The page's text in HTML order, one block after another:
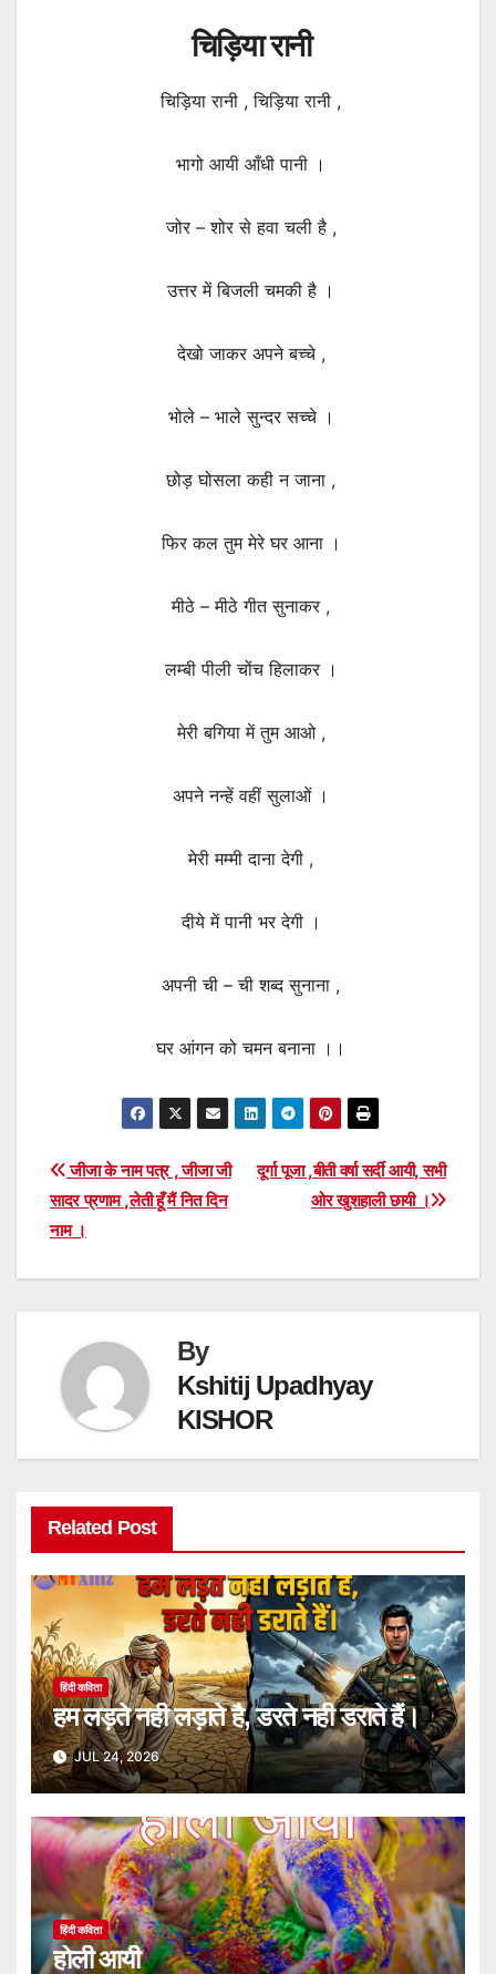
चिड़िया रानी
चिड़िया रानी , चिड़िया रानी ,
भागो आयी आँधी पानी ।
जोर – शोर से हवा चली है ,
उत्तर में बिजली चमकी है ।
देखो जाकर अपने बच्चे ,
भोले – भाले सुन्दर सच्चे ।
छोड़ घोसला कही न जाना ,
फिर कल तुम मेरे घर आना ।
मीठे – मीठे गीत सुनाकर ,
लम्बी पीली चोंच हिलाकर ।
मेरी बगिया में तुम आओ ,
अपने नन्हें वहीं सुलाओं ।
मेरी मम्मी दाना देगी ,
दीये में पानी भर देगी ।
अपनी ची – ची शब्द सुनाना ,
घर आंगन को चमन बनाना ।।
Post
navigation
दूर्गा पूजा ,बीती वर्षा सर्दी आयी, सभी
ओर खुशहाली छायी ।
जीजा के नाम पत्र , जीजा जी
सादर प्रणाम ,लेती हूँ मैं नित दिन
नाम ।
By
Kshitij Upadhyay
KISHOR
Related Post
हिंदी कविता
हम लड़ते नही लड़ाते है, डरते नही डराते हैं।
JUL 24, 2026
हिंदी कविता
होली आयी